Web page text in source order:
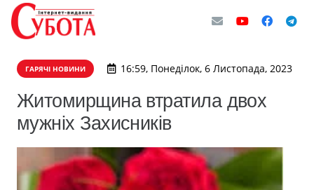
ГАРЯЧІ НОВИНИ 16:59, Понеділок, 6 Листопада, 2023
Житомирщина втратила двох
мужніх Захисників